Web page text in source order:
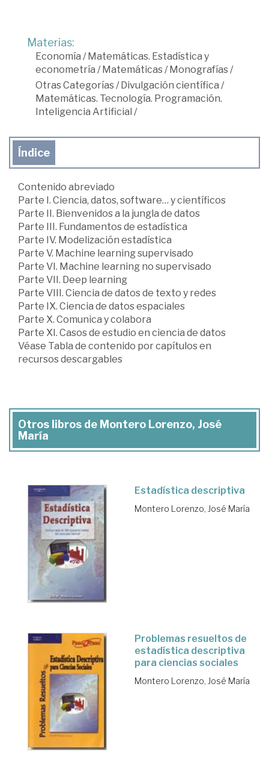
Materias:
Economía /Matemáticas. Estadística y
econometría /Matemáticas/Monografías/
Otras Categorías/Divulgación científica /
Matemáticas. Tecnología. Programación.
Inteligencia Artificial /
Índice
Contenido abreviado
Parte I. Ciencia, datos, software… y científicos
Parte II. Bienvenidos a la jungla de datos
Parte III. Fundamentos de estadística
Parte IV. Modelización estadística
Parte V. Machine learning supervisado
Parte VI. Machine learning no supervisado
Parte VII. Deep learning
Parte VIII. Ciencia de datos de texto y redes
Parte IX. Ciencia de datos espaciales
Parte X. Comunica y colabora
Parte XI. Casos de estudio en ciencia de datos
Véase Tabla de contenido por capítulos en
recursos descargables
Otros libros de Montero Lorenzo, José
María
Estadística descriptiva
Montero Lorenzo, José María
Problemas resueltos de
estadística descriptiva
para ciencias sociales
Montero Lorenzo, José María